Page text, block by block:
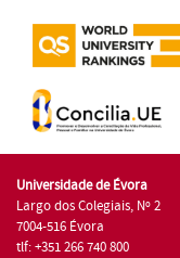
Universidade de Évora
Largo dos Colegiais, Nº 2
7004-516 Évora
tlf: +351 266 740 800